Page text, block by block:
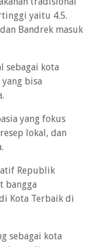
yaitu 4.5.
Bandrek masuk
sebagai kota
bisa
yang fokus
lokal, dan
Republik
bangga
Kota Terbaik di
sebagai kota